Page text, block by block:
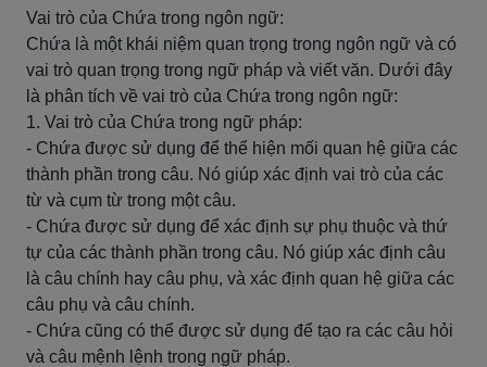
Vai trò của Chứa trong ngôn ngữ:
Chứa là một khái niệm quan trọng trong ngôn ngữ và có
vai trò quan trọng trong ngữ pháp và viết văn. Dưới đây
là phân tích về vai trò của Chứa trong ngôn ngữ:
1. Vai trò của Chứa trong ngữ pháp:
- Chứa được sử dụng để thể hiện mối quan hệ giữa các
thành phần trong câu. Nó giúp xác định vai trò của các
từ và cụm từ trong một câu.
- Chứa được sử dụng để xác định sự phụ thuộc và thứ
tự của các thành phần trong câu. Nó giúp xác định câu
là câu chính hay câu phụ, và xác định quan hệ giữa các
câu phụ và câu chính.
- Chứa cũng có thể được sử dụng để tạo ra các câu hỏi
và câu mệnh lệnh trong ngữ pháp.